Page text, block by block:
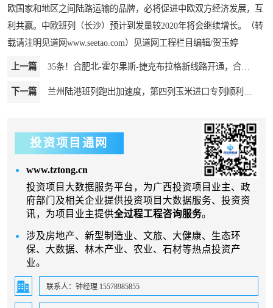
欧国家和地区之间陆路运输的品牌，必将促进中欧双方经济发展，互
利共赢。中欧班列（长沙）预计到发量较2020年将会继续增长。（转
载请注明见道网www.seetao.com）见道网工程栏目编辑/贺玉婷
上一篇 35条！合肥北-霍尔果斯-捷克布拉格新线路开通，合肥中欧班列再添新伙伴
下一篇 兰州陆港班列跑出加速度，第四列玉米进口专列顺利抵达
投资项目通网
www.tztong.cn
投资项目大数据服务平台，为广西投资项目业主、政
府部门及相关企业提供投资项目大数据服务、投资资
讯，为项目业主提供全过程工程咨询服务。
涉及房地产、新型制造业、文旅、大健康、生态环
保、大数据、林木产业、农业、石材等热点投资产
业。
联系人：钟经理 15578985855